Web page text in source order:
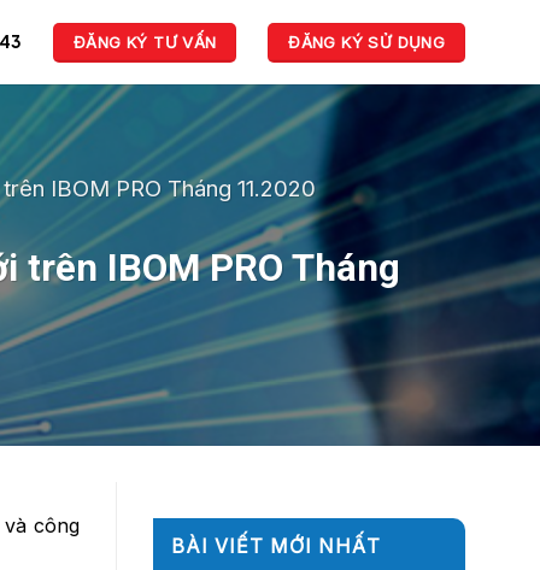
ĐĂNG KÝ TƯ VẤN ĐĂNG KÝ SỬ DỤNG
IBOM PRO Tháng 11.2020
IBOM PRO Tháng
công
BÀI VIẾT MỚI NHẤT